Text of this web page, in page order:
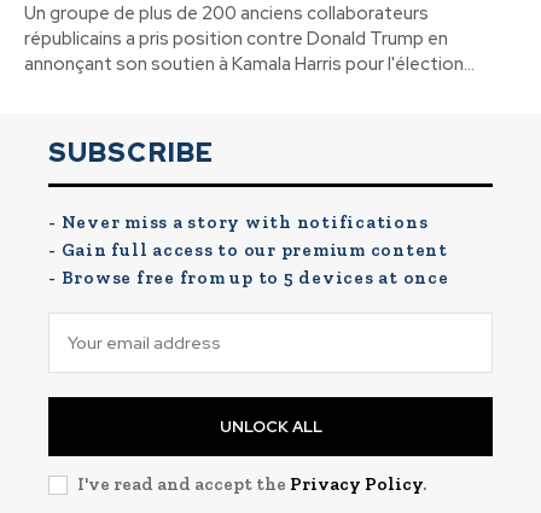
Un groupe de plus de 200 anciens collaborateurs
républicains a pris position contre Donald Trump en
annonçant son soutien à Kamala Harris pour l'élection...
SUBSCRIBE
- Never miss a story with notifications
- Gain full access to our premium content
- Browse free from up to 5 devices at once
UNLOCK ALL
I've read and accept the Privacy Policy.